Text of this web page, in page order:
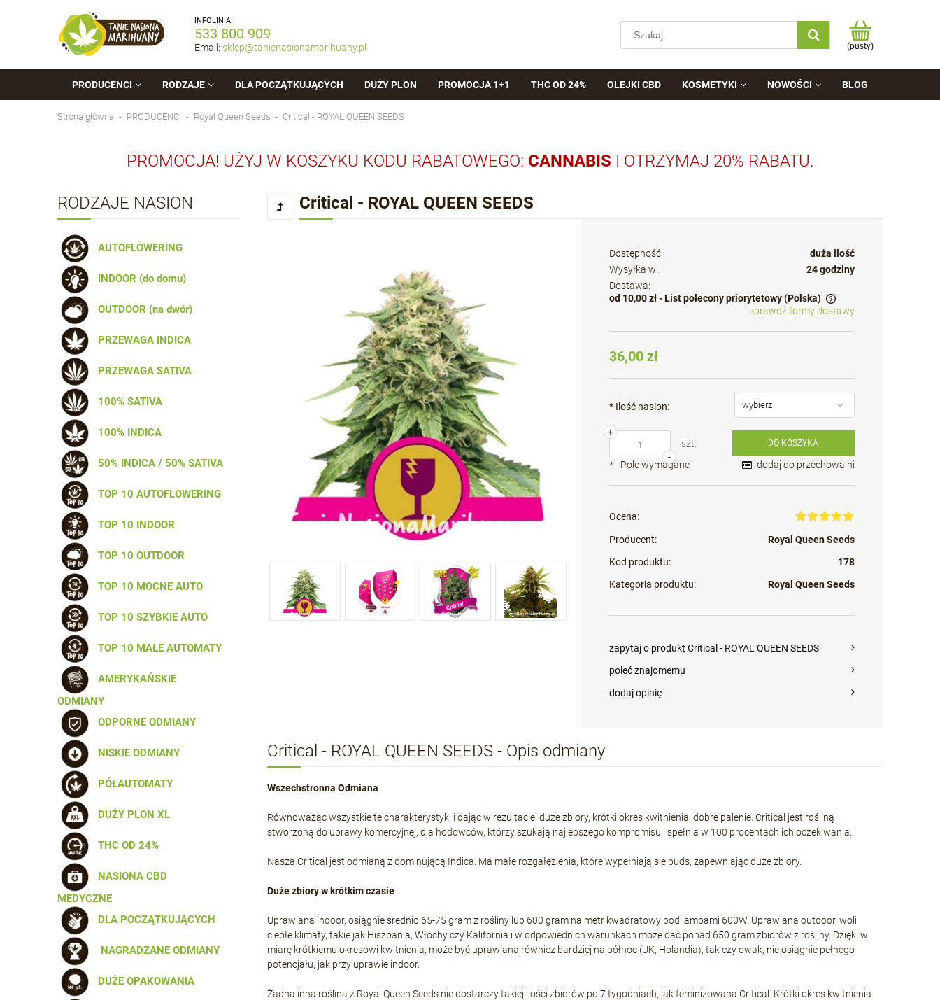
INFOLINIA:
533 800 909
Email: sklep@tanienasionamarihuany.pl (pusty)
PRODUCENCI RODZAJE DLA POCZĄTKUJĄCYCH DUŻY PLON PROMOCJA 1+1 THC OD 24% OLEJKI CBD KOSMETYKI NOWOŚCI BLOG
Strona główna PRODUCENCI Royal Queen Seeds Critical - ROYAL QUEEN SEEDS
PROMOCJA! UŻYJ W KOSZYKU KODU RABATOWEGO: CANNABIS I OTRZYMAJ 20% RABATU.
RODZAJE NASION
AUTOFLOWERING
INDOOR (do domu)
OUTDOOR (na dwór)
PRZEWAGA INDICA
PRZEWAGA SATIVA
100% SATIVA
100% INDICA
50% INDICA / 50% SATIVA
TOP 10 AUTOFLOWERING
TOP 10 INDOOR
TOP 10 OUTDOOR
TOP 10 MOCNE AUTO
TOP 10 SZYBKIE AUTO
TOP 10 MAŁE AUTOMATY
AMERYKAŃSKIE
ODMIANY
ODPORNE ODMIANY
NISKIE ODMIANY
PÓŁAUTOMATY
DUŻY PLON XL
THC OD 24%
NASIONA CBD
MEDYCZNE
DLA POCZĄTKUJĄCYCH
NAGRADZANE ODMIANY
DUŻE OPAKOWANIA
Critical - ROYAL QUEEN SEEDS
Dostępność:
duża ilość
Wysyłka w:
24 godziny
Dostawa:
od 10,00 zł - List polecony priorytetowy (Polska)
Cena nie zawiera ewentualnych kosztów
sprawdź formy dostawy
36,00 zł
* Ilość nasion:
-
+
szt.
DO KOSZYKA
dodaj do przechowalni
*- Pole wymagane
Ocena:
Producent:
Royal Queen Seeds
Kod produktu:
178
Kategoria produktu:
Royal Queen Seeds
zapytaj o produkt Critical - ROYAL QUEEN SEEDS
poleć znajomemu
dodaj opinię
Critical - ROYAL QUEEN SEEDS - Opis odmiany
Wszechstronna Odmiana
Równoważąc wszystkie te charakterystyki i dając w rezultacie: duże zbiory, krótki okres kwitnienia, dobre palenie. Critical jest rośliną
stworzoną do uprawy komercyjnej, dla hodowców, którzy szukają najlepszego kompromisu i spełnia w 100 procentach ich oczekiwania.
Nasza Critical jest odmianą z dominującą Indica. Ma małe rozgałęzienia, które wypełniają się buds, zapewniając duże zbiory.
Duże zbiory w krótkim czasie
Uprawiana indoor, osiągnie średnio 65-75 gram z rośliny lub 600 gram na metr kwadratowy pod lampami 600W. Uprawiana outdoor, woli
ciepłe klimaty, takie jak Hiszpania, Włochy czy Kalifornia i w odpowiednich warunkach może dać ponad 650 gram zbiorów z rośliny. Dzięki w
miarę krótkiemu okresowi kwitnienia, może być uprawiana również bardziej na północ (UK, Holandia), tak czy owak, nie osiągnie pełnego
potencjału, jak przy uprawie indoor.
Żadna inna roślina z Royal Queen Seeds nie dostarczy takiej ilości zbiorów po 7 tygodniach, jak feminizowana Critical. Krótki okres kwitnienia